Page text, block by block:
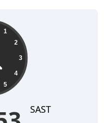
1
2
3
4
5
SAST